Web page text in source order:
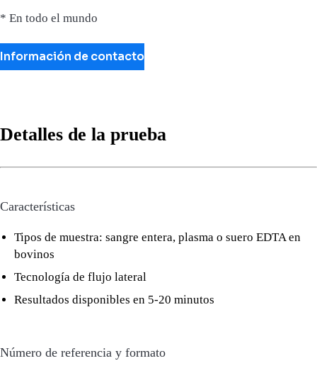
* En todo el mundo
Información de contacto
Detalles de la prueba
Características
Tipos de muestra: sangre entera, plasma o suero EDTA en
bovinos
Tecnología de flujo lateral
Resultados disponibles en 5-20 minutos
Número de referencia y formato